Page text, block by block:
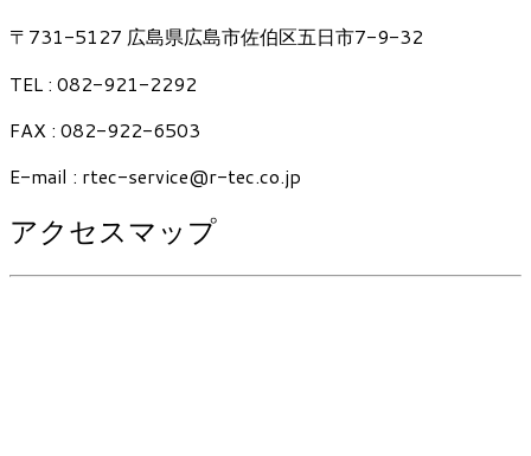
〒731-5127 広島県広島市佐伯区五日市7-9-32
TEL : 082-921-2292
FAX : 082-922-6503
E-mail : rtec-service@r-tec.co.jp
アクセスマップ